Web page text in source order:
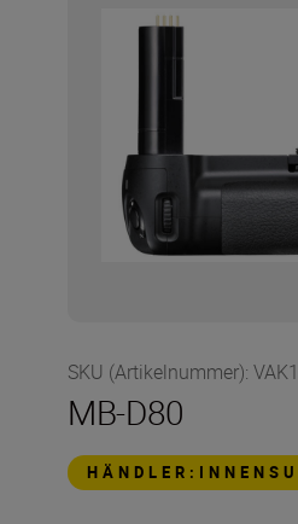
SKU (Artikelnummer):
MB-D80